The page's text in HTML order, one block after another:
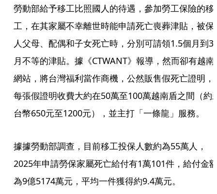
勞動部給予移工比照國人的待遇，參加勞工保險的移
工，在其家屬不幸離世時能申請死亡喪葬津貼，被保
人父母、配偶和子女死亡時，分別可請領1.5個月到3
月不等的津貼。據《CTWANT》報導，然而卻有越南
網站，將台灣福利當作商機，公然販售假死亡證明，
每張假證明收費大約在50萬至100萬越南盾之間（約
台幣650元至1200元），並主打「一條龍」服務。
據據勞動部調查，目前移工投保人數約為55萬人，
2025年申請勞保家屬死亡給付有1萬101件，給付金
為9億5174萬元，平均一件獲得約9.4萬元。